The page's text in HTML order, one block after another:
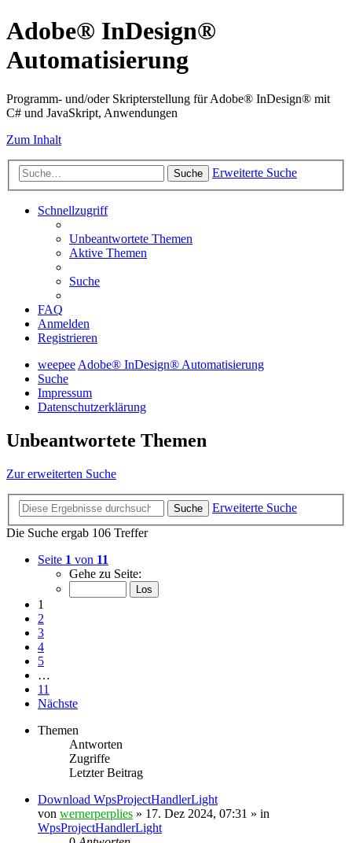
Adobe® InDesign®
Automatisierung
Programm- und/oder Skripterstellung für Adobe® InDesign® mit
C# und JavaSkript, Anwendungen
Zum Inhalt
Suche Erweiterte Suche
Schnellzugriff
Unbeantwortete Themen
Aktive Themen
Suche
FAQ
Anmelden
Registrieren
weepeeAdobe® InDesign® Automatisierung
Suche
Impressum
Datenschutzerklärung
Unbeantwortete Themen
Zur erweiterten Suche
Suche
Erweiterte Suche
Die Suche ergab 106 Treffer
Seite 1 von 11
Gehe zu Seite:
1
2
3
4
5
…
11
Nächste
Themen
Antworten
Zugriffe
Letzter Beitrag
Download WpsProjectHandlerLight
von wernerperplies » 17. Dez 2024, 07:31 » in
WpsProjectHandlerLight